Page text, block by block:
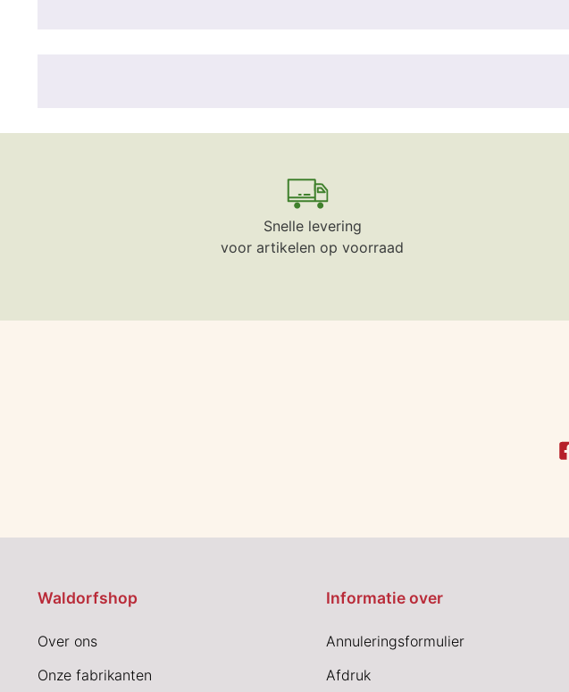
Snelle levering
voor artikelen op voorraad
Waldorfshop
Over ons
Onze fabrikanten
Informatie over
Annuleringsformulier
Afdruk